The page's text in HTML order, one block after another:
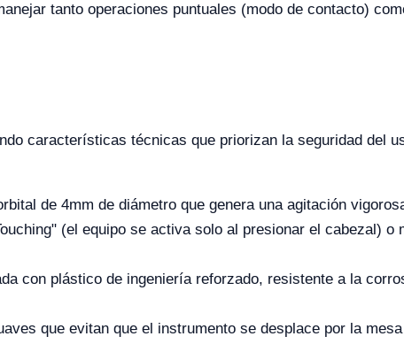
tanto operaciones puntuales (modo de contacto)
características técnicas que priorizan la seguridad del
de 4mm de diámetro que genera una agitación
(el equipo se activa solo al presionar el cabezal) o
con plástico de ingeniería reforzado, resistente a la
que evitan que el instrumento se desplace por la